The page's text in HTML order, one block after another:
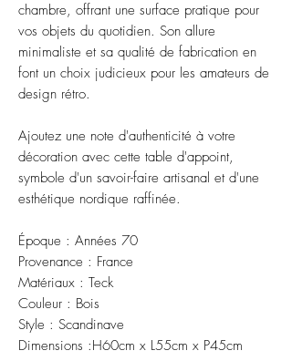
chambre, offrant une surface pratique pour
vos objets du quotidien. Son allure
minimaliste et sa qualité de fabrication en
font un choix judicieux pour les amateurs de
design rétro.
Ajoutez une note d'authenticité à votre
décoration avec cette table d'appoint,
symbole d'un savoir-faire artisanal et d'une
esthétique nordique raffinée.
Époque : Années 70
Provenance : France
Matériaux : Teck
Couleur : Bois
Style : Scandinave
Dimensions :H60cm x L55cm x P45cm